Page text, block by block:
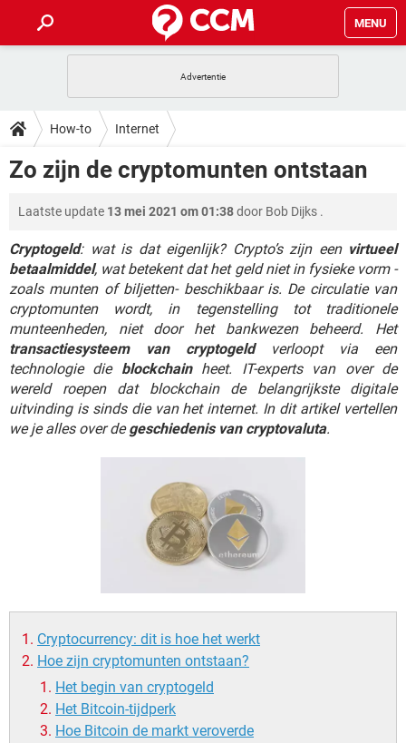
MENU
INSTAGRAM
NETFLIX CORONAVIRUS
HOW-TO
VIDEOBELLEN
INSTAGRAM WINDOWS 10
NETFLIX CORONAVIRUS
GRATIS SNAPCHAT
TIKTOK
DOWNLOADS
NETFLIX CORONAVIRUS
GRATIS SNAPCHAT
TIKTOK
FORUM
VIDEOBELLEN GAMES
INSTAGRAM WINDOWS 10
NETFLIX CORONAVIRUS
GRATIS SNAPCHAT
TIKTOK
ARTIKELEN
VIDEOBELLEN GAMES
INSTAGRAM WINDOWS 10
NETFLIX CORONAVIRUS
GRATIS SNAPCHAT
TIKTOK
How-to Internet
Zo zijn de cryptomunten ontstaan
Laatste update 13 mei 2021 om 01:38door Bob Dijks .
Cryptogeld: wat is dat eigenlijk? Crypto’s zijn een virtueel
betaalmiddel, wat betekent dat het geld niet in fysieke vorm -
zoals munten of biljetten- beschikbaar is. De circulatie van
cryptomunten wordt, in tegenstelling tot traditionele
munteenheden, niet door het bankwezen beheerd. Het
transactiesysteem van cryptogeldverloopt via een
technologie die blockchainheet. IT-experts van over de
wereld roepen dat blockchain de belangrijkste digitale
uitvinding is sinds die van het internet. In dit artikel vertellen
we je alles over degeschiedenis van cryptovaluta.
Cryptocurrency: dit is hoe het werkt
Hoe zijn cryptomunten ontstaan?
Het begin van cryptogeld
Het Bitcoin-tijdperk
Hoe Bitcoin de markt veroverde